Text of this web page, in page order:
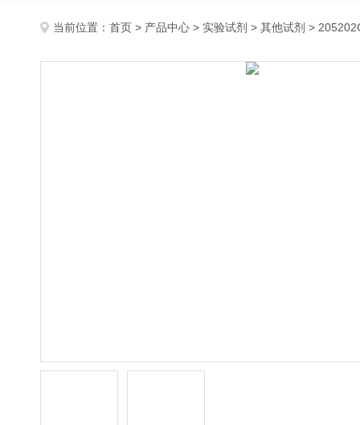
当前位置： 首页 > 产品中心 > 实验试剂 > 其他试剂 >